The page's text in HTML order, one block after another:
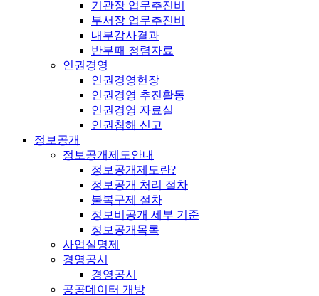
기관장 업무추진비
부서장 업무추진비
내부감사결과
반부패 청렴자료
인권경영
인권경영헌장
인권경영 추진활동
인권경영 자료실
인권침해 신고
정보공개
정보공개제도안내
정보공개제도란?
정보공개 처리 절차
불복구제 절차
정보비공개 세부 기준
정보공개목록
사업실명제
경영공시
경영공시
공공데이터 개방